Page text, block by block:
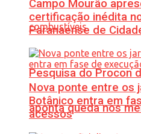
Pesquisa do Procon
aponta queda nos
Campo Mourão
certificação inédita
Paranaense de
Nova ponte entre os
Botânico entra em
acessos